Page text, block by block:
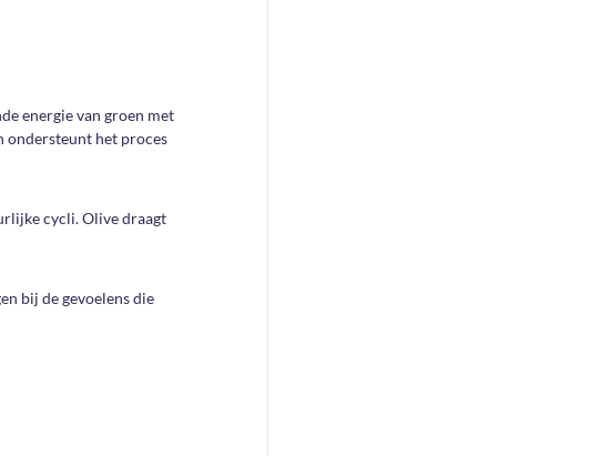
energie van groen met
ondersteunt het proces
cycli. Olive draagt
bij de gevoelens die